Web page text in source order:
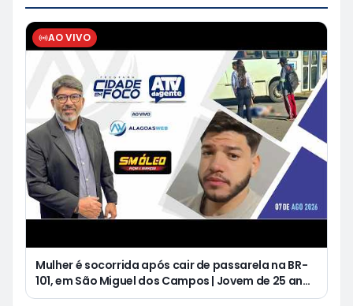
AO VIVO
Mulher é socorrida após cair de passarela na BR-
101, em São Miguel dos Campos | Jovem de 25 anos
morre após acidente de moto no Distrito